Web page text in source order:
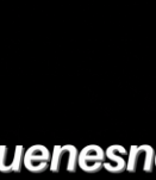
del vehículo y,
de los